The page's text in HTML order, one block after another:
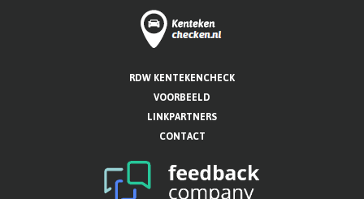
RDW KENTEKENCHECK
VOORBEELD
LINKPARTNERS
CONTACT